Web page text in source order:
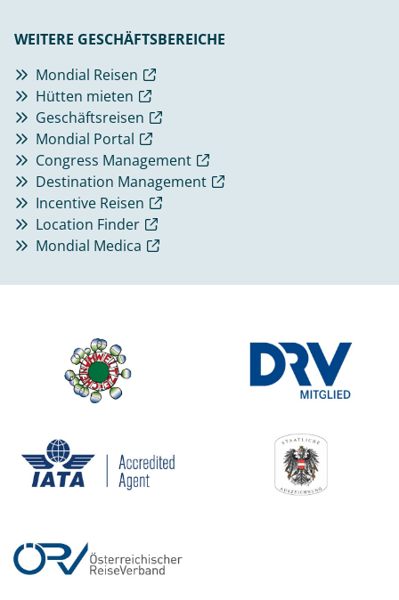
WEITERE GESCHÄFTSBEREICHE
Mondial Reisen
Hütten mieten
Geschäftsreisen
Mondial Portal
Congress Management
Destination Management
Incentive Reisen
Location Finder
Mondial Medica